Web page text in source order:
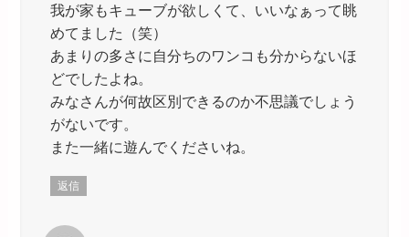
我が家もキューブが欲しくて、いいなぁって眺
めてました（笑）
あまりの多さに自分ちのワンコも分からないほ
どでしたよね。
みなさんが何故区別できるのか不思議でしょう
がないです。
また一緒に遊んでくださいね。
返信